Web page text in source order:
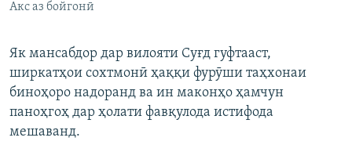
Акс аз бойгонӣ
Як мансабдор дар вилояти Суғд гуфтааст,
ширкатҳои сохтмонӣ ҳаққи фурӯши таҳхонаи
биноҳоро надоранд ва ин маконҳо ҳамчун
паноҳгоҳ дар ҳолати фавқулода истифода
мешаванд.